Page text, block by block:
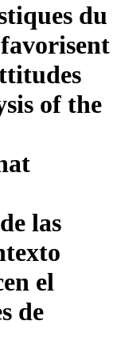
du
of the
las
el
de